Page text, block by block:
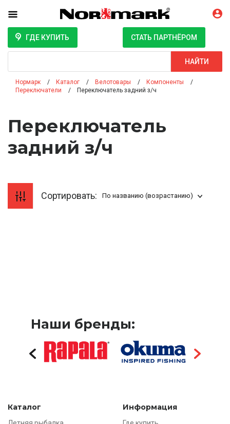
ГДЕ КУПИТЬ СТАТЬ ПАРТНЁРОМ
НАЙТИ
Нормарк Каталог Велотовары
Компоненты
Переключатели
Переключатель задний з/ч
Переключатель
задний з/ч
Сортировать: По названию (возрастанию)
Наши бренды:
Каталог Информация